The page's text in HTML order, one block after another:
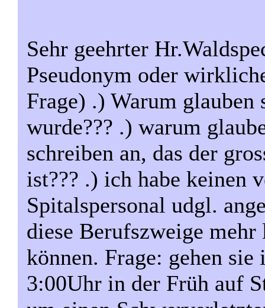
Sehr geehrter
Pseudonym oder
Frage) .) Warum glauben
wurde??? .) warum
schreiben an, das der
ist??? .) ich habe keinen
Spitalspersonal udgl.
diese Berufszweige
können. Frage: gehen
3:00Uhr in der Früh auf